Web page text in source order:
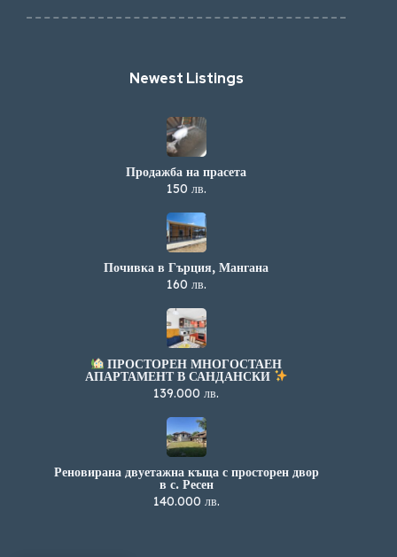
Newest Listings​
Продажба на прасета
150 лв.
Почивка в Гърция, Мангана
160 лв.
ПРОСТОРЕН МНОГОСТАЕН
АПАРТАМЕНТ В САНДАНСКИ
139.000 лв.
Реновирана двуетажна къща с просторен двор
в с. Ресен
140.000 лв.